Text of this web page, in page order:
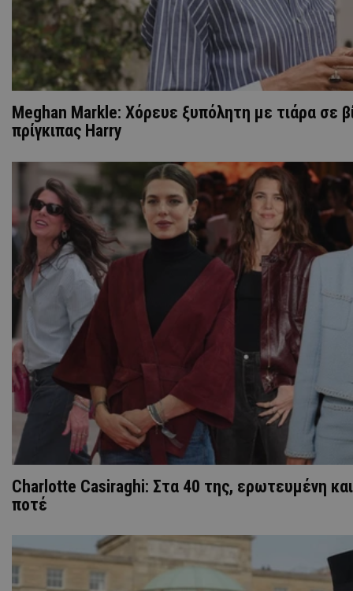
Meghan Markle: Χόρευε ξυπόλητη με τιάρα σε
πρίγκιπας Harry
Charlotte Casiraghi: Στα 40 της, ερωτευμένη
ποτέ